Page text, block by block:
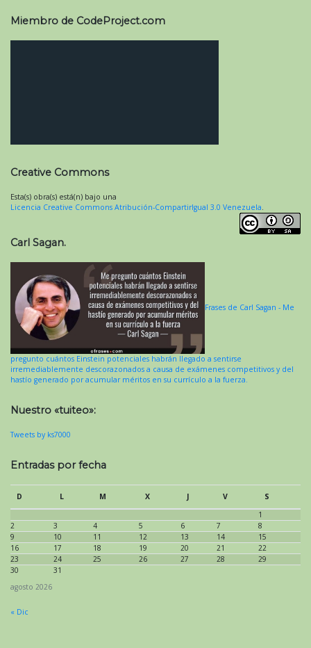
Miembro de CodeProject.com
Creative Commons
Esta(s) obra(s) está(n) bajo una
Licencia Creative Commons Atribución-CompartirIgual 3.0 Venezuela.
Carl Sagan.
Frases de Carl Sagan - Me
pregunto cuántos Einstein potenciales habrán llegado a sentirse
irremediablemente descorazonados a causa de exámenes competitivos y del
hastío generado por acumular méritos en su currículo a la fuerza.
Nuestro «tuiteo»:
Tweets by ks7000
Entradas por fecha
agosto 2026
D L M X J V
S
1
2
3 4 5 6 7
8
9
10 11 12 13 14
15
16
17 18 19 20 21
22
23
24 25 26 27 28
29
30
31
« Dic